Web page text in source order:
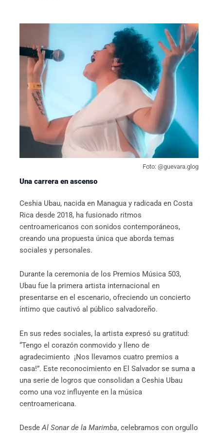
Foto: @guevara.glog
Una carrera en ascenso
Ceshia Ubau, nacida en Managua y radicada en Costa
Rica desde 2018, ha fusionado ritmos
centroamericanos con sonidos contemporáneos,
creando una propuesta única que aborda temas
sociales y personales.
Durante la ceremonia de los Premios Música 503,
Ubau fue la primera artista internacional en
presentarse en el escenario, ofreciendo un concierto
íntimo que cautivó al público salvadoreño.
En sus redes sociales, la artista expresó su gratitud:
“Tengo el corazón conmovido y lleno de
agradecimiento ‍ ¡Nos llevamos cuatro premios a
casa!”. Este reconocimiento en El Salvador se suma a
una serie de logros que consolidan a Ceshia Ubau
como una voz influyente en la música
centroamericana.
DesdeAl Sonar de la Marimba, celebramos con orgullo